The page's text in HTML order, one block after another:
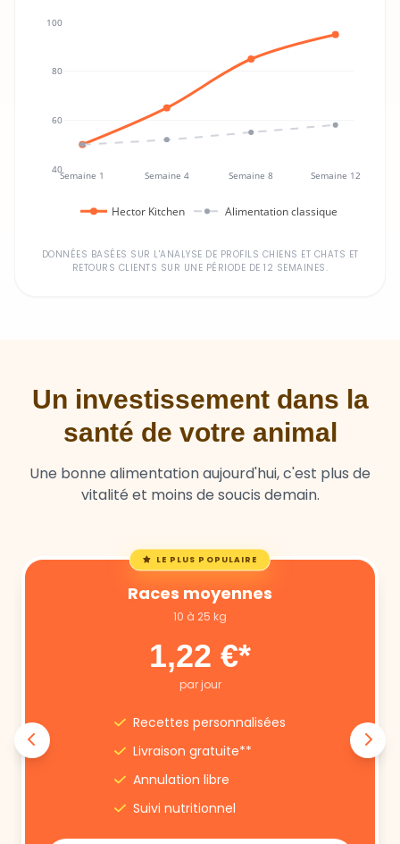
Semaine 1 Semaine 4 Semaine 8 Semaine 12
40
60
80
100
Hector Kitchen Alimentation classique
DONNÉES BASÉES SUR L'ANALYSE DE PROFILS CHIENS ET CHATS ET
RETOURS CLIENTS SUR UNE PÉRIODE DE 12 SEMAINES.
Un investissement dans la
santé de votre animal
Une bonne alimentation aujourd'hui, c'est plus de
vitalité et moins de soucis demain.
LE PLUS POPULAIRE
Races moyennes
10 à 25 kg
1,22 €*
par jour
Recettes personnalisées
Livraison gratuite**
Annulation libre
Suivi nutritionnel